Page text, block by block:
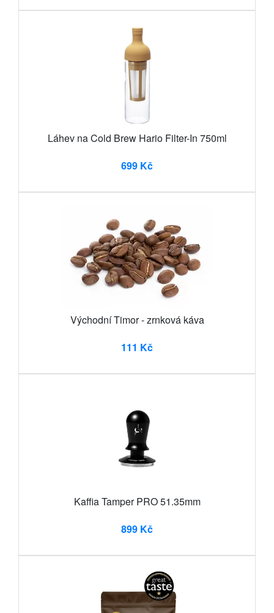
Láhev na Cold Brew Hario Filter-In 750ml
699 Kč
Východní Timor - zrnková káva
111 Kč
Kaffia Tamper PRO 51.35mm
899 Kč